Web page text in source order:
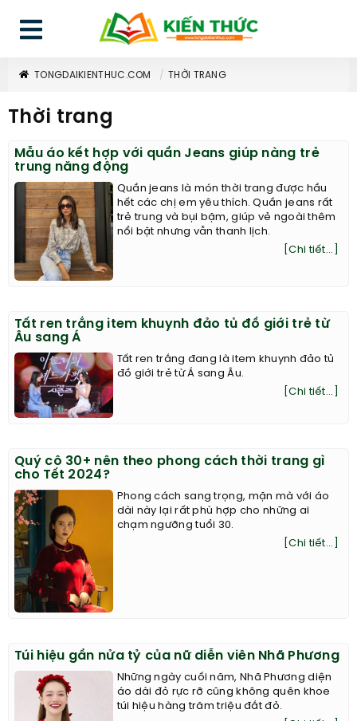
TONGDAIKIENTHUC.COM THỜI TRANG
Thời trang
Mẫu áo kết hợp với quần Jeans giúp nàng trẻ
trung năng động
Quần jeans là món thời trang được hầu
hết các chị em yêu thích. Quần jeans rất
trẻ trung và bụi bặm, giúp vẻ ngoài thêm
nổi bật nhưng vẫn thanh lịch.
[Chi tiết...]
Tất ren trắng item khuynh đảo tủ đồ giới trẻ từ
Âu sang Á
Tất ren trắng đang là item khuynh đảo tủ
đồ giới trẻ từ Á sang Âu.
[Chi tiết...]
Quý cô 30+ nên theo phong cách thời trang gì
cho Tết 2024?
Phong cách sang trọng, mặn mà với áo
dài này lại rất phù hợp cho những ai
chạm ngưỡng tuổi 30.
[Chi tiết...]
Túi hiệu gần nửa tỷ của nữ diễn viên Nhã Phương
Những ngày cuối năm, Nhã Phương diện
áo dài đỏ rực rỡ cũng không quên khoe
túi hiệu hàng trăm triệu đắt đỏ.